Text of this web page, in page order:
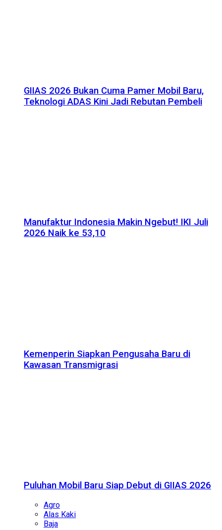
GIIAS 2026 Bukan Cuma Pamer Mobil Baru,
Teknologi ADAS Kini Jadi Rebutan Pembeli
Manufaktur Indonesia Makin Ngebut! IKI Juli
2026 Naik ke 53,10
Kemenperin Siapkan Pengusaha Baru di
Kawasan Transmigrasi
Puluhan Mobil Baru Siap Debut di GIIAS 2026
Agro
Alas Kaki
Baja